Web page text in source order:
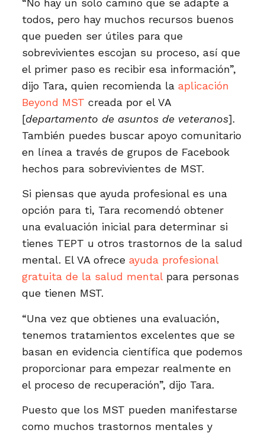
“No hay un solo camino que se adapte a
todos, pero hay muchos recursos buenos
que pueden ser útiles para que
sobrevivientes escojan su proceso, así que
el primer paso es recibir esa información”,
dijo Tara, quien recomienda la aplicación
Beyond MST creada por el VA
[departamento de asuntos de veteranos].
También puedes buscar apoyo comunitario
en línea a través de grupos de Facebook
hechos para sobrevivientes de MST.
Si piensas que ayuda profesional es una
opción para ti, Tara recomendó obtener
una evaluación inicial para determinar si
tienes TEPT u otros trastornos de la salud
mental. El VA ofrece ayuda profesional
gratuita de la salud mentalpara personas
que tienen MST.
“Una vez que obtienes una evaluación,
tenemos tratamientos excelentes que se
basan en evidencia científica que podemos
proporcionar para empezar realmente en
el proceso de recuperación”, dijo Tara.
Puesto que los MST pueden manifestarse
como muchos trastornos mentales y